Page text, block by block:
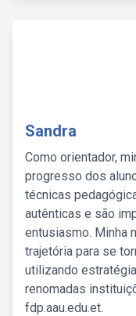
Sandra
Como orientador,
progresso dos
técnicas
autênticas e são
entusiasmo. Minha
trajetória para se
utilizando
renomadas
fdp.aau.edu.et.